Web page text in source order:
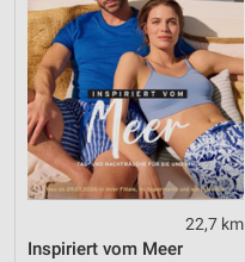
22,7 km
Inspiriert vom Meer
Funktional
Werbung